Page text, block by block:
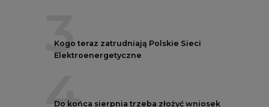
3
Kogo teraz zatrudniają Polskie Sieci
Elektroenergetyczne
4
Do końca sierpnia trzeba złożyć wniosek